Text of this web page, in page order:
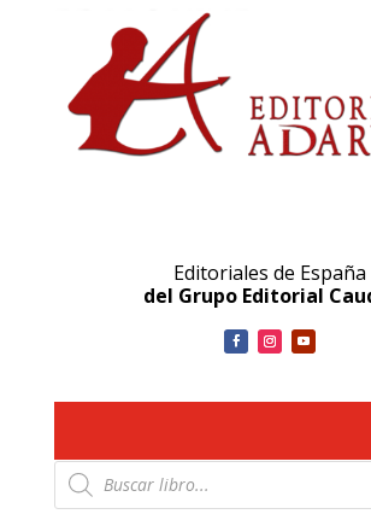
Editoriales de España
del Grupo Editorial
Búsqueda
de
productos